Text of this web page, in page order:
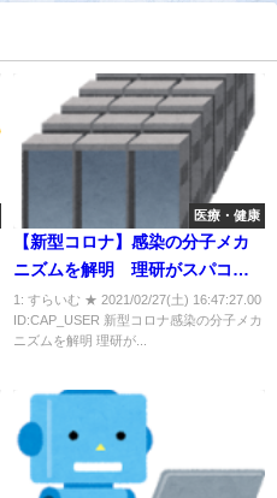
医療・健康
【新型コロナ】感染の分子メカ
ニズムを解明 理研がスパコン
「富岳」を活用
1: すらいむ ★ 2021/02/27(土) 16:47:27.00
ID:CAP_USER 新型コロナ感染の分子メカ
ニズムを解明 理研が...